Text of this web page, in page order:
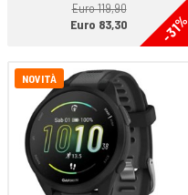
Euro 119,90
-31%
Euro 83,30
NOVITÀ